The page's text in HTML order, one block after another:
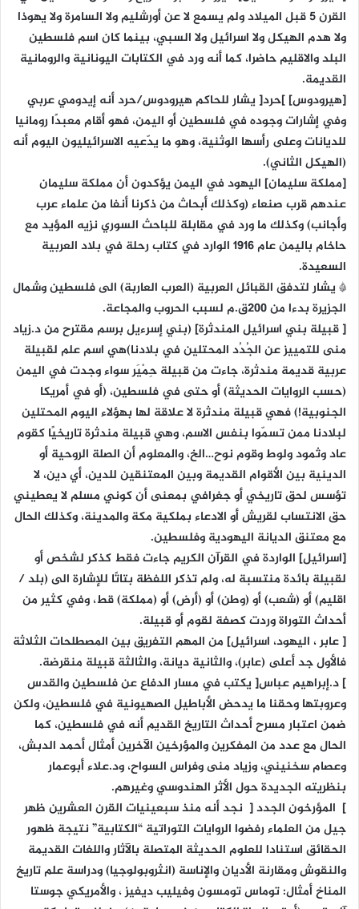
القرن 5 قبل الميلاد ولم يسمع لا عن أورشليم ولا السامرة ولا يهوذا
ولا هدم الهيكل ولا اسرائيل ولا السبي، بينما كان اسم فلسطين
البلد والاقليم حاضرا، كما أنه ورد في الكتابات اليونانية والرومانية
القديمة.
[هيرودوس] ]حرد[ يشار للحاكم هيرودوس/حرد أنه إيدومي عربي
وفي إشارات وجوده في فلسطين أو اليمن، فهو أقام معبدًا رومانيا
للديانات وعلى رأسها الوثنية، وهو ما يدّعيه الاسرائيليون اليوم أنه
(الهيكل الثاني).
[مملكة سليمان] اليهود في اليمن يؤكدون أن مملكة سليمان
عندهم قرب صنعاء (وكذلك أبحاث من ذكرنا أنفا من علماء عرب
وأجانب) وكذلك ما ورد في مقابلة للباحث السوري نزيه المؤيد مع
حاخام باليمن عام 1916 الوارد في كتاب رحلة في بلاد العربية
السعيدة.
* يشار لتدفق القبائل العربية (العرب العاربة) الى فلسطين وشمال
الجزيرة بدءا من 200ق.م لسبب الحروب والمجاعة.
[ قبيلة بني اسرائيل المندثرة] (بني إسرءيل برسم مقترح من د.زياد
منى للتمييز عن الجُدُد المحتلين في بلادنا)هي اسم علم لقبيلة
عربية قديمة مندثرة، جاءت من قبيلة حِمْيَر سواء وجدت في اليمن
(حسب الروايات الحديثة) أو حتى في فلسطين، (أو في أمريكا
الجنوبية!) فهي قبيلة مندثرة لا علاقة لها بهؤلاء اليوم المحتلين
لبلادنا ممن تسمّوا بنفس الاسم، وهي قبيلة مندثرة تاريخيًا كقوم
عاد وثمود ولوط وقوم نوح…الخ، والمعلوم أن الصلة الروحية أو
الدينية بين الأقوام القديمة وبين المعتنقين للدين، أي دين، لا
تؤسس لحق تاريخي أو جغرافي بمعنى أن كوني مسلم لا يعطيني
حق الانتساب لقريش أو الادعاء بملكية مكة والمدينة، وكذلك الحال
مع معتنق الديانة اليهودية وفلسطين.
[اسرائيل] الواردة في القرآن الكريم جاءت فقط كذكر لشخص أو
لقبيلة بائدة منتسبة له، ولم تذكر اللفظة بتاتًا للإشارة الى (بلد /
اقليم) أو (شعب) أو (وطن) أو (أرض) أو (مملكة) قط، وفي كثير من
أحداث التوراة وردت كصفة لقوم أو قبيلة.
[ عابر ، اليهود، اسرائيل] من المهم التفريق بين المصطلحات الثلاثة
فالأول جد أعلى (عابر)، والثانية ديانة، والثالثة قبيلة منقرضة.
] د.إبراهيم عباس[ يكتب في مسار الدفاع عن فلسطين والقدس
وعروبتها وحقنا ما يدحض الأباطيل الصهيونية في فلسطين، ولكن
ضمن اعتبار مسرح أحداث التاريخ القديم أنه في فلسطين، كما
الحال مع عدد من المفكرين والمؤرخين الآخرين أمثال أحمد الدبش،
وعصام سخنيني، وزياد منى وفراس السواح، ود.علاء أبوعمار
بنظريته الجديدة حول الأثر الهندوسي وغيرهم.
] المؤرخون الجدد [ نجد أنه منذ سبعينيات القرن العشرين ظهر
جيل من العلماء رفضوا الروايات التوراتية “الكتابية” نتيجة ظهور
الحقائق استنادا للعلوم الحديثة المتصلة بالآثار واللغات القديمة
والنقوش ومقارنة الأديان والإناسة (انثروبولوجيا) ودراسة علم تاريخ
المناخ أمثال: توماس تومسون وفيليب ديفيز ، والأمريكي جوستا